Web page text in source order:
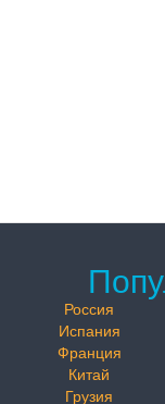
Россия
Испания
Франция
Китай
Грузия